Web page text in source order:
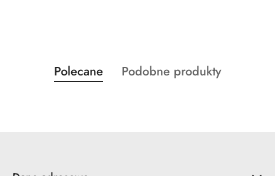
Pomiń karuzelę produktów
Produkty
o
Polecane
Produkty
Podobne produkty